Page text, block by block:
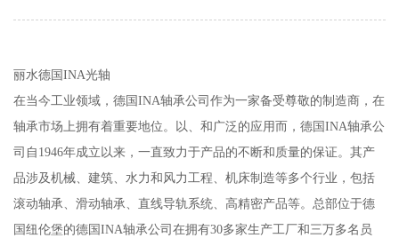
丽水德国INA光轴
在当今工业领域，德国INA轴承公司作为一家备受尊敬的制造商，在
轴承市场上拥有着重要地位。以、和广泛的应用而，德国INA轴承公
司自1946年成立以来，一直致力于产品的不断和质量的保证。其产
品涉及机械、建筑、水力和风力工程、机床制造等多个行业，包括
滚动轴承、滑动轴承、直线导轨系统、高精密产品等。总部位于德
国纽伦堡的德国INA轴承公司在拥有30多家生产工厂和三万多名员